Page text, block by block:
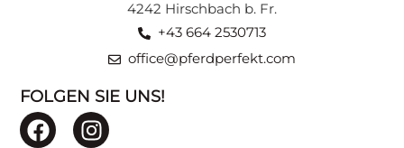
4242 Hirschbach b. Fr.
+43 664 2530713
office@pferdperfekt.com
FOLGEN SIE UNS!